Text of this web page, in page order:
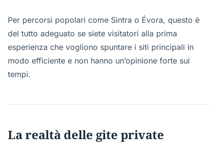
Per percorsi popolari come Sintra o Évora, questo è
del tutto adeguato se siete visitatori alla prima
esperienza che vogliono spuntare i siti principali in
modo efficiente e non hanno un’opinione forte sui
tempi.
La realtà delle gite private